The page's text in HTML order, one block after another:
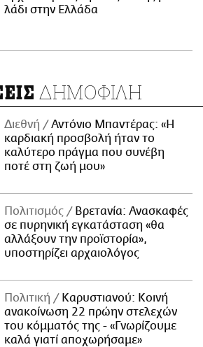
λάδι στην Ελλάδα
ΔΗΜΟΦΙΛΗ
Διεθνή
Αντόνιο Μπαντέρας: «Η
καρδιακή προσβολή ήταν το
καλύτερο πράγμα που συνέβη
ποτέ στη ζωή μου»
Πολιτισμός
Βρετανία: Ανασκαφές
σε πυρηνική εγκατάσταση «θα
αλλάξουν την προϊστορία»,
υποστηρίζει αρχαιολόγος
Πολιτική
Καρυστιανού: Κοινή
ανακοίνωση 22 πρώην στελεχών
του κόμματός της - «Γνωρίζουμε
καλά γιατί αποχωρήσαμε»